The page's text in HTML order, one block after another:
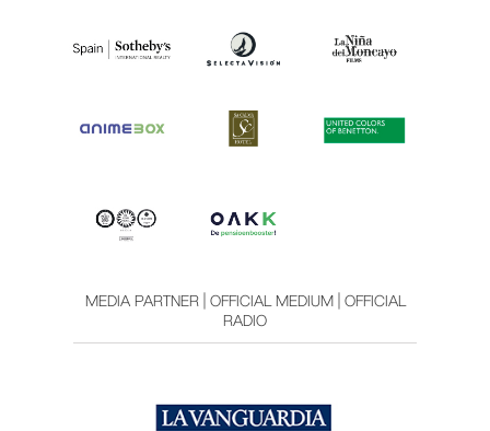
MEDIA PARTNER | OFFICIAL MEDIUM | OFFICIAL
RADIO